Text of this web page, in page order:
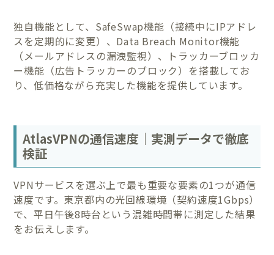
独自機能として、SafeSwap機能（接続中にIPアドレ
スを定期的に変更）、Data Breach Monitor機能
（メールアドレスの漏洩監視）、トラッカーブロッカ
ー機能（広告トラッカーのブロック）を搭載してお
り、低価格ながら充実した機能を提供しています。
AtlasVPNの通信速度｜実測データで徹底
検証
VPNサービスを選ぶ上で最も重要な要素の1つが通信
速度です。東京都内の光回線環境（契約速度1Gbps）
で、平日午後8時台という混雑時間帯に測定した結果
をお伝えします。